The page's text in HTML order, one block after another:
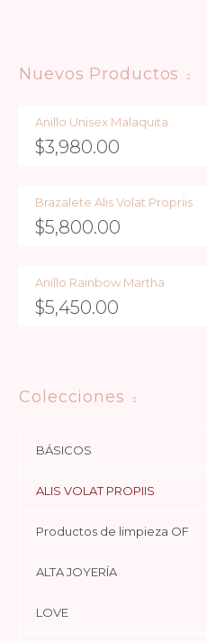
Nuevos Productos
Anillo Unisex Malaquita
$3,980.00
Brazalete Alis Volat Propriis
$5,800.00
Anillo Rainbow Martha
$5,450.00
Colecciones
BÁSICOS
ALIS VOLAT PROPIIS
Productos de limpieza OF
ALTA JOYERÍA
LOVE